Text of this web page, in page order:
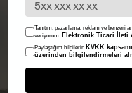
Tanıtım, pazarlama, reklam ve benzeri
veriyorum. Elektronik Ticari İleti
Paylaştığım bilgilerin KVKK
üzerinden bilgilendirmeleri